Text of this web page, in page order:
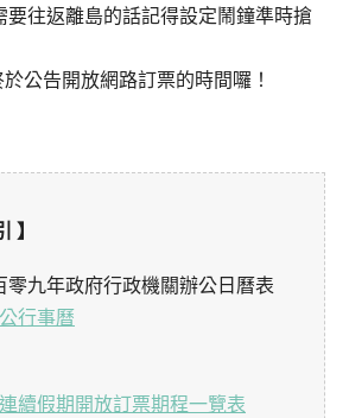
要往返離島的話記得設定鬧鐘準時搶
公告開放網路訂票的時間囉！
】
零九年政府行政機關辦公日曆表
行事曆
續假期開放訂票期程一覽表